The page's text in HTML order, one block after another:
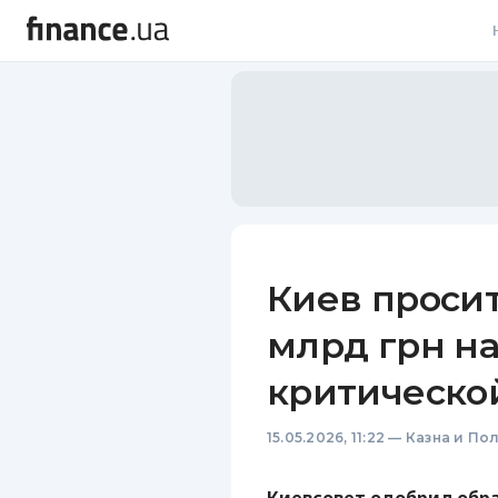
Киев
млрд грн
15.05.2026, 11:22 — Казна и